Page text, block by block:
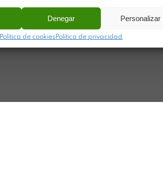
Denegar Personalizar
Política de cookies Política de privacidad